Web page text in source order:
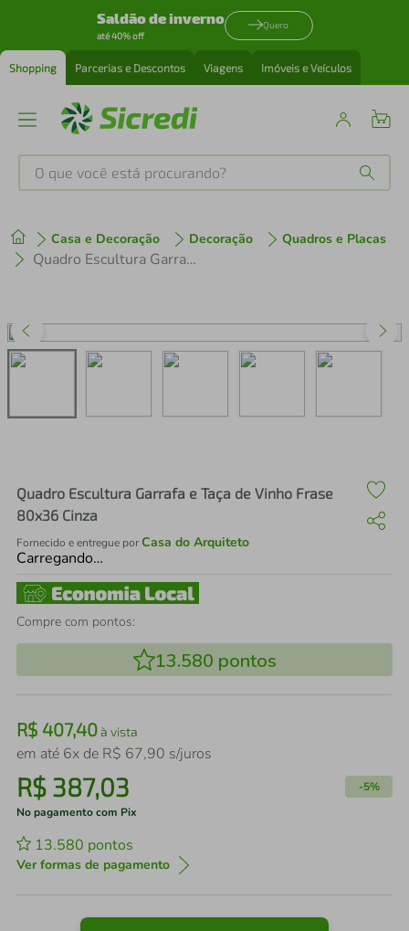
Saldão de inverno
até 40% off
Quero
Shopping Parcerias e Descontos Viagens Imóveis e Veículos
O que você está procurando?
Casa e Decoração Decoração Quadros e Placas
Quadro Escultura Garrafa e Taça de Vinho Frase 80x36 Cinza
Quadro Escultura Garrafa e Taça de Vinho Frase
80x36 Cinza
Fornecido e entregue porCasa do Arquiteto
Carregando…
Compre com pontos:
13.580 pontos
R$ 407,40à vista
em até 6x de R$ 67,90 s/juros
R$ 387,03 -5%
No pagamento com Pix
13.580 pontos
Ver formas de pagamento
1º tenis
perfume